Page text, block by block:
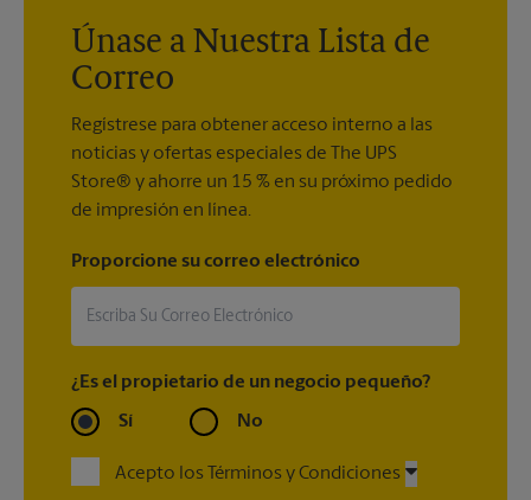
Únase a Nuestra Lista de
Correo
Regístrese para obtener acceso interno a las
noticias y ofertas especiales de The UPS
Store® y ahorre un 15 % en su próximo pedido
de impresión en línea.
Proporcione su correo electrónico
¿Es el propietario de un negocio pequeño?
Sí No
Acepto los Términos y Condiciones